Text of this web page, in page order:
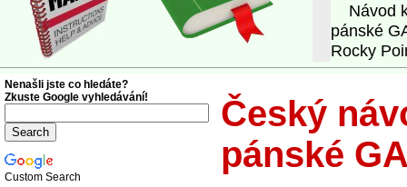
Návod k
pánské
Rocky
Český
pánské
Nenašli jste co hledáte?
Zkuste Google vyhledávání!
Custom Search